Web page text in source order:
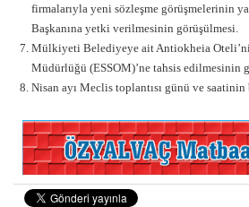
firmalarıyla yeni sözleşme görüşmelerinin
Başkanına yetki verilmesinin görüşülmesi.
Mülkiyeti Belediyeye ait Antiokheia
Müdürlüğü (ESSOM)’ne tahsis edilmesinin
Nisan ayı Meclis toplantısı günü ve saatinin